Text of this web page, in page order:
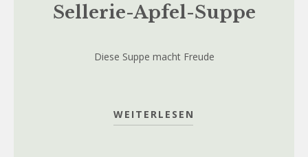
Sellerie-Apfel-Suppe
Diese Suppe macht Freude
WEITERLESEN